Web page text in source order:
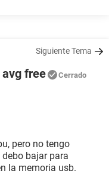
Siguiente Tema
free Cerrado
pero no tengo
bajar para
la memoria usb.